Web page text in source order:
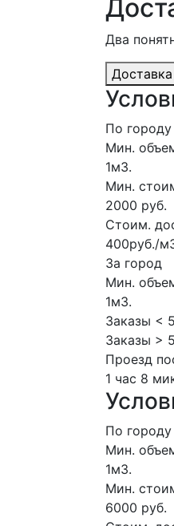
Два
По городу
Мин.
1м3.
Мин.
2000 руб.
Стоим.
400руб./
За город
Мин.
1м3.
Заказы <
Заказы >
Проезд
1 час 8
По городу
Мин.
1м3.
Мин.
6000 руб.